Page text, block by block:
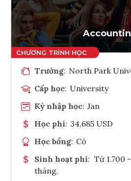
Trường: North Park
Cấp học: University
Kỳ nhập học: Jan
Học phí: 34,685 USD
Học bổng: Có
Sinh hoạt phí: Từ 1.700
tháng.